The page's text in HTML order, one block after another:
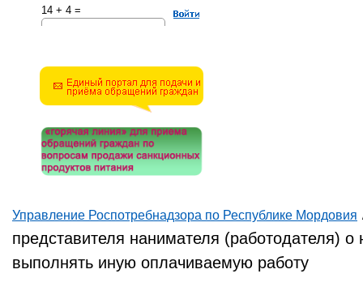
14 + 4 =
Управление Роспотребнадзора по Республике Мордовия
представителя нанимателя (работодателя) о
выполнять иную оплачиваемую работу